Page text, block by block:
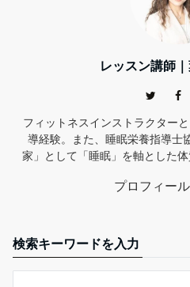
レッスン講師
フィットネスインストラクター
導経験。また、睡眠栄養指導士
家」として「睡眠」を軸とした
プロフィー
検索キーワードを入力